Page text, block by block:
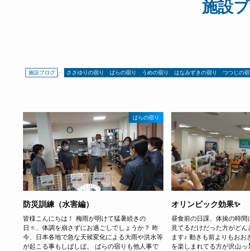
施設
施設ブログ ささゆりの宿り ばらの宿り うめの宿り はなみずきの宿り つつじの宿
ばらの宿り
防災訓練（水害編）
皆様こんにちは！ 梅雨が明けて猛暑続きの
日々、体調を崩さずにお過ごしでしょうか？ 昨
今、日本各地で急な天候変化による大雨や洪水等
が起こる事もしばしば。 ばらの宿りも他人事で
オリンピック効果✨
昼食前の日課、体操の時間
見てるだけだった方がど
ます♪ 動きも前よりもおお
を楽しまれてる方が沢山